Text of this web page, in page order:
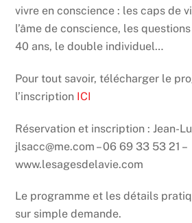
vivre en conscience : les caps de
l’âme de conscience, les
40 ans, le double individuel…
Pour tout savoir, télécharger le
l’inscription ICI
Réservation et inscription : Jean-
jlsacc@me.com – 06 69 33 53 21 –
www.lesagesdelavie.com
Le programme et les détails
sur simple demande.